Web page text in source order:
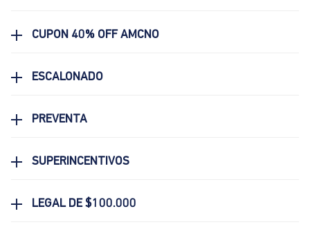
CUPON 40% OFF AMCNO
ESCALONADO
PREVENTA
SUPERINCENTIVOS
LEGAL DE $100.000